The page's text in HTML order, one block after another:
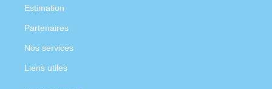
Estimation
Partenaires
Nos services
Liens utiles